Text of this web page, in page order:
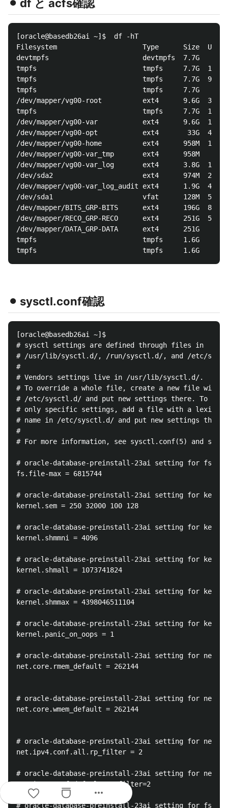
⚫︎ df と acfs確認
[oracle@basedb26ai ~]$  df -hT
Filesystem                     Type      Size  Used
devtmpfs                       devtmpfs  7.7G     0
tmpfs                          tmpfs     7.7G  1.1M
tmpfs                          tmpfs     7.7G  924K
tmpfs                          tmpfs     7.7G     0
/dev/mapper/vg00-root          ext4      9.6G  3.7G
tmpfs                          tmpfs     7.7G  120K
/dev/mapper/vg00-var           ext4      9.6G  1.4G
/dev/mapper/vg00-opt           ext4       33G  4.0G
/dev/mapper/vg00-home          ext4      958M  128M
/dev/mapper/vg00-var_tmp       ext4      958M   20K
/dev/mapper/vg00-var_log       ext4      3.8G
/dev/sda2                      ext4      974M  256M
/dev/mapper/vg00-var_log_audit ext4      1.9G
/dev/sda1                      vfat      128M  5.1M
/dev/mapper/BITS_GRP-BITS      ext4      196G  8.4G
/dev/mapper/RECO_GRP-RECO      ext4      251G
/dev/mapper/DATA_GRP-DATA      ext4      251G
tmpfs                          tmpfs     1.6G     0
⚫︎ sysctl.conf確認
[oracle@basedb26ai ~]$
# sysctl settings are defined through files in
# /usr/lib/sysctl.d/, /run/sysctl.d/, and /etc/
#
# Vendors settings live in /usr/lib/sysctl.d/.
# To override a whole file, create a new file with
# /etc/sysctl.d/ and put new settings there. To
# only specific settings, add a file with a
# name in /etc/sysctl.d/ and put new settings there.
#
# For more information, see sysctl.conf(5) and
# oracle-database-preinstall-23ai setting for
fs.file-max = 6815744
# oracle-database-preinstall-23ai setting for
kernel.sem = 250 32000 100 128
# oracle-database-preinstall-23ai setting for
kernel.shmmni = 4096
# oracle-database-preinstall-23ai setting for
kernel.shmall = 1073741824
# oracle-database-preinstall-23ai setting for
kernel.shmmax = 4398046511104
# oracle-database-preinstall-23ai setting for
kernel.panic_on_oops = 1
# oracle-database-preinstall-23ai setting for
net.core.rmem_default = 262144
# oracle-database-preinstall-23ai setting for
net.core.wmem_default = 262144
# oracle-database-preinstall-23ai setting for
net.ipv4.conf.all.rp_filter = 2
# oracle-database-preinstall-23ai setting for
net.ipv4.conf.default.rp_filter=2
# oracle-database-preinstall-23ai setting for fs.aio-
more_horiz